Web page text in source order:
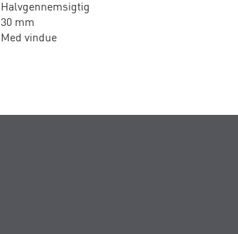
Halvgennemsigtig
30 mm
Med vindue